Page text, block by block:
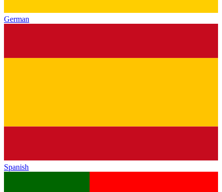
German
Spanish